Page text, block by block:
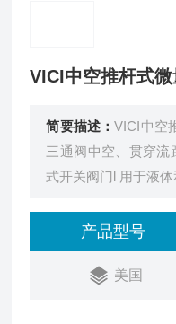
VICI中空推杆式
简要描述：VICI中空
三通阀中空、贯穿流路的推杆l 在
式开关阀门l
产品型号
美国